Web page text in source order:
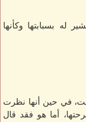
له بسبابتها وكأنها
في حين أنها نظرت
أما هو فقد قال